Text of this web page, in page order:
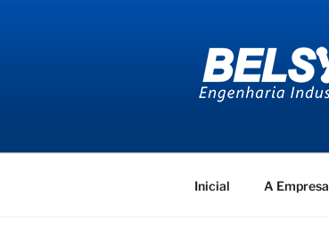
Inicial A Empresa